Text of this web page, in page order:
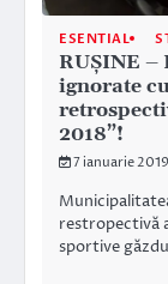
ESENTIAL
RUŞINE –
ignorate
2018”!
7 ianuarie 2019
restropectivă
sportive